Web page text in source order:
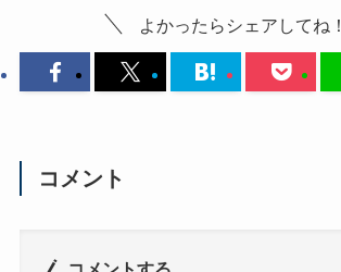
よかったらシェアしてね！
コメント